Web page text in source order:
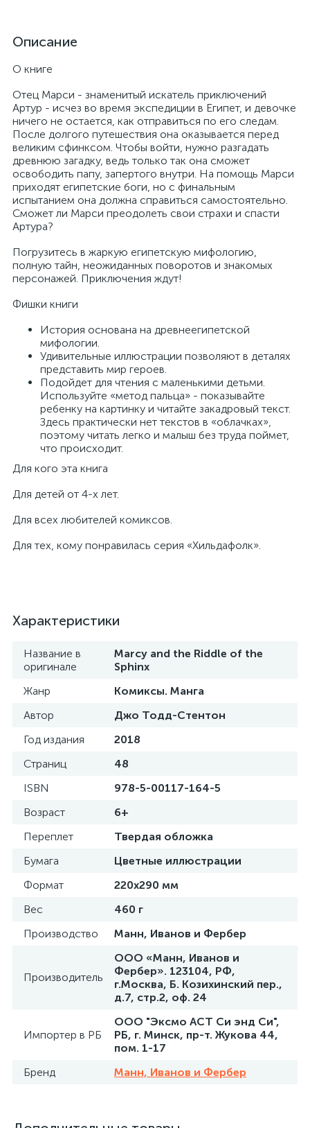
Описание
О книге
Отец Марси - знаменитый искатель приключений
Артур - исчез во время экспедиции в Египет, и девочке
ничего не остается, как отправиться по его следам.
После долгого путешествия она оказывается перед
великим сфинксом. Чтобы войти, нужно разгадать
древнюю загадку, ведь только так она сможет
освободить папу, запертого внутри. На помощь Марси
приходят египетские боги, но с финальным
испытанием она должна справиться самостоятельно.
Сможет ли Марси преодолеть свои страхи и спасти
Артура?
Погрузитесь в жаркую египетскую мифологию,
полную тайн, неожиданных поворотов и знакомых
персонажей. Приключения ждут!
Фишки книги
История основана на древнеегипетской
мифологии.
Удивительные иллюстрации позволяют в деталях
представить мир героев.
Подойдет для чтения с маленькими детьми.
Используйте «метод пальца» - показывайте
ребенку на картинку и читайте закадровый текст.
Здесь практически нет текстов в «облачках»,
поэтому читать легко и малыш без труда поймет,
что происходит.
Для кого эта книга
Для детей от 4-х лет.
Для всех любителей комиксов.
Для тех, кому понравилась серия «Хильдафолк».
Характеристики
Название в
оригинале
Marcy and the Riddle of the
Sphinx
Жанр
Комиксы. Манга
Автор
Джо Тодд-Стентон
Год издания
2018
Страниц
48
ISBN
978-5-00117-164-5
Возраст
6+
Переплет
Твердая обложка
Бумага
Цветные иллюстрации
Формат
220х290 мм
Вес
460 г
Производство
Манн, Иванов и Фербер
Производитель
ООО «Манн, Иванов и
Фербер». 123104, РФ,
г.Москва, Б. Козихинский пер.,
д.7, стр.2, оф. 24
Импортер в РБ
ООО "Эксмо АСТ Си энд Си",
РБ, г. Минск, пр-т. Жукова 44,
пом. 1-17
Бренд
Манн, Иванов и Фербер